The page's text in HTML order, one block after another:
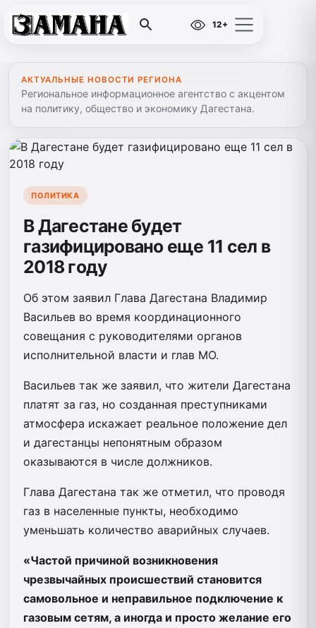
12+
АКТУАЛЬНЫЕ НОВОСТИ РЕГИОНА
Региональное информационное агентство с акцентом
на политику, общество и экономику Дагестана.
ПОЛИТИКА
В Дагестане будет
газифицировано еще 11 сел в
2018 году
Об этом заявил Глава Дагестана Владимир
Васильев во время координационного
совещания с руководителями органов
исполнительной власти и глав МО.
Васильев так же заявил, что жители Дагестана
платят за газ, но созданная преступниками
атмосфера искажает реальное положение дел
и дагестанцы непонятным образом
оказываются в числе должников.
Глава Дагестана так же отметил, что проводя
газ в населенные пункты, необходимо
уменьшать количество аварийных случаев.
«Частой причиной возникновения
чрезвычайных происшествий становится
самовольное и неправильное подключение к
газовым сетям, а иногда и просто желание его